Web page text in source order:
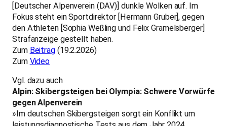
[Deutscher Alpenverein (DAV)] dunkle Wolken auf. Im
Fokus steht ein Sportdirektor [Hermann Gruber], gegen
den Athleten [Sophia Weßling und Felix Gramelsberger]
Strafanzeige gestellt haben.
Zum Beitrag(19.2.2026)
Zum Video
Vgl. dazu auch
Alpin: Skibergsteigen bei Olympia: Schwere Vorwürfe
gegen Alpenverein
»Im deutschen Skibergsteigen sorgt ein Konflikt um